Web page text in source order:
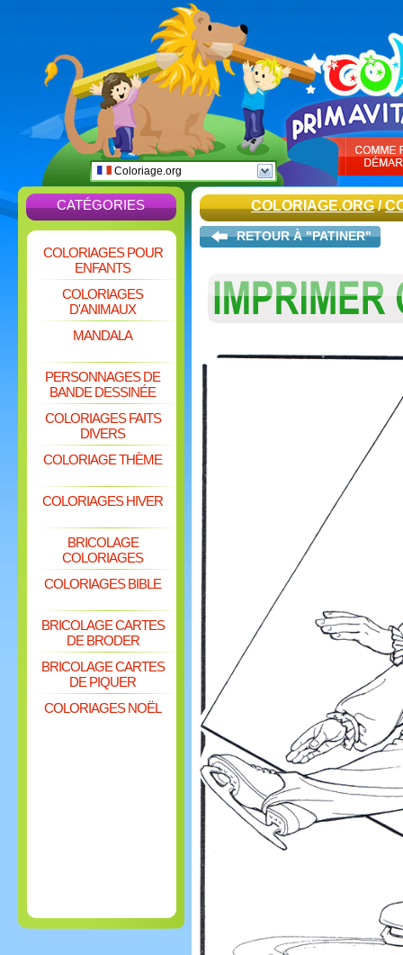
Coloriage.org
CATÉGORIES
COLORIAGES POUR
ENFANTS
COLORIAGES
D'ANIMAUX
MANDALA
PERSONNAGES DE
BANDE DESSINÉE
COLORIAGES FAITS
DIVERS
COLORIAGE THÈME
COLORIAGES HIVER
BRICOLAGE
COLORIAGES
COLORIAGES BIBLE
BRICOLAGE CARTES
DE BRODER
BRICOLAGE CARTES
DE PIQUER
COLORIAGES NOËL
COLORIAGE.ORG/
RETOUR À "PATINER"